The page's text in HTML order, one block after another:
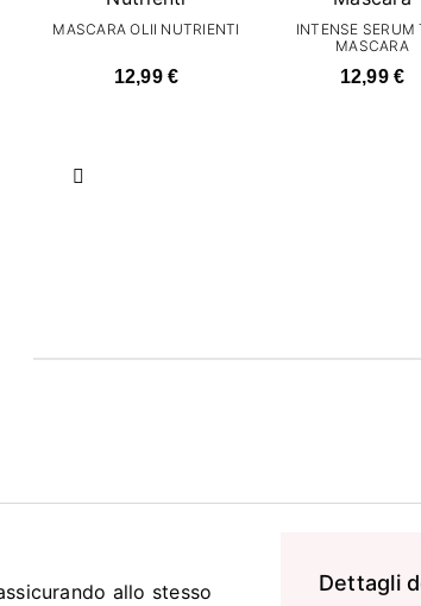
Precedente
MASCARA OLII NUTRIENTI
12,99 €
INTENSE SERUM
MASCARA
12,99 €
Dettagli
allo stesso